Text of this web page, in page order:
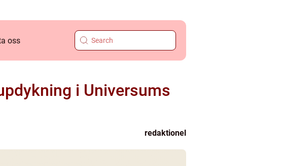
oss
i Universums
redaktionel